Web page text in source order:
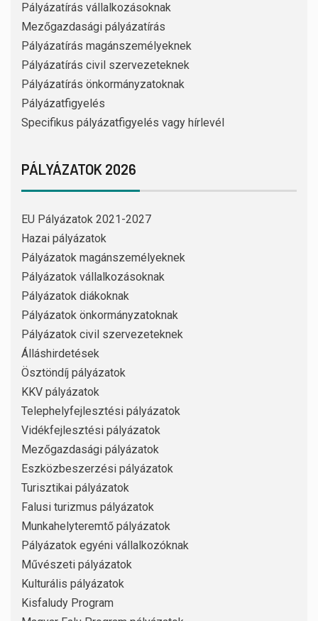
Pályázatírás vállalkozásoknak
Mezőgazdasági pályázatírás
Pályázatírás magánszemélyeknek
Pályázatírás civil szervezeteknek
Pályázatírás önkormányzatoknak
Pályázatfigyelés
Specifikus pályázatfigyelés vagy hírlevél
PÁLYÁZATOK 2026
EU Pályázatok 2021-2027
Hazai pályázatok
Pályázatok magánszemélyeknek
Pályázatok vállalkozásoknak
Pályázatok diákoknak
Pályázatok önkormányzatoknak
Pályázatok civil szervezeteknek
Álláshirdetések
Ösztöndíj pályázatok
KKV pályázatok
Telephelyfejlesztési pályázatok
Vidékfejlesztési pályázatok
Mezőgazdasági pályázatok
Eszközbeszerzési pályázatok
Turisztikai pályázatok
Falusi turizmus pályázatok
Munkahelyteremtő pályázatok
Pályázatok egyéni vállalkozóknak
Művészeti pályázatok
Kulturális pályázatok
Kisfaludy Program